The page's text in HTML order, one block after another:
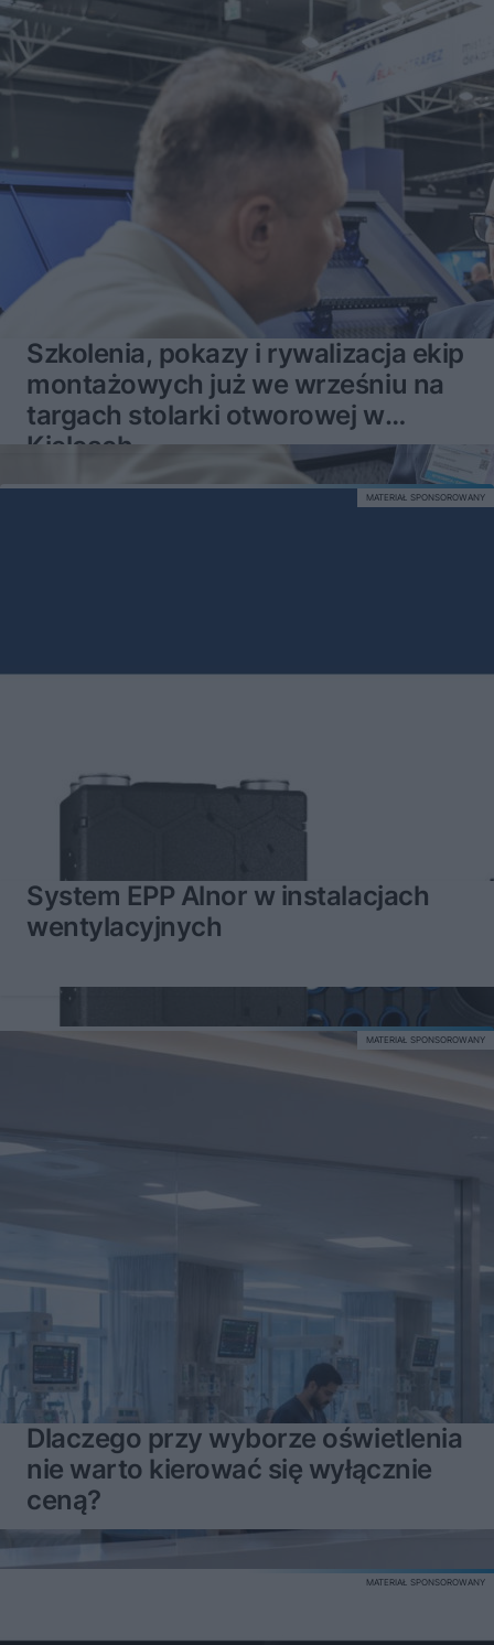
Szkolenia, pokazy i rywalizacja ekip
montażowych już we wrześniu na
targach stolarki otworowej w
Kielcach
System EPP Alnor w instalacjach
wentylacyjnych
MATERIAŁ SPONSOROWANY
Dlaczego przy wyborze oświetlenia
nie warto kierować się wyłącznie
ceną?
MATERIAŁ SPONSOROWANY
MATERIAŁ SPONSOROWANY